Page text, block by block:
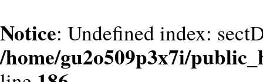
Notice: Undefined index:
/home/gu2o509p3x7i/